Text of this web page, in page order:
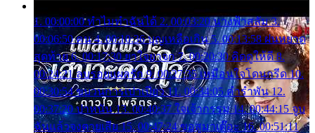
1. 00:00:00 ทำไมทำฉันได้ 2. 00:03:20 นางฟ้าสลัม 3.
00:06:50 คน 4. 00:10:36 บุญเหลือเกิน 5. 00:13:58 ฝนหยาด
สุดท้าย 6. 00:17:30 ยาใจยาจก 7. 00:20:30 คิดดูให้ดี 8.
00:24:21 ลบรอยแผลรัก 9. 00:27:35 เหมือนใจโดนกรีด 10.
00:30:54 ขบวนการเปาเปียว 11. 00:34:05 คำรำพัน 12.
00:37:20 ปาหนัน 13. 00:40:37 ใจเจ้ากรรม 14. 00:44:15 จูบ
ฉันแล้วจงตายเสีย 15. 00:47:24 ขอสูมาเต๊อะ 16. 00:51:11